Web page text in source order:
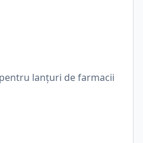
lanțuri de farmacii